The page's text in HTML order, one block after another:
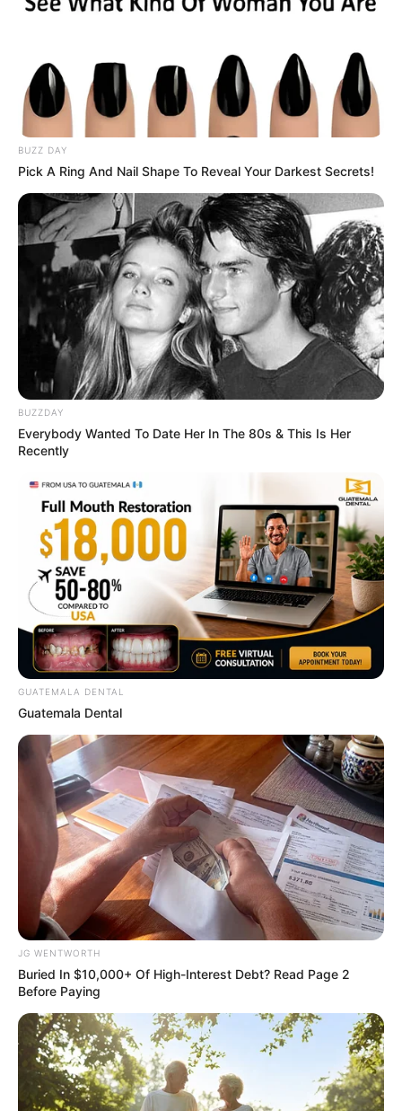
Why this ordinary drink is the secret to feeling your
The Most Surprising Things About FIFA World Cup
2026
BRAINBERRIES
This Movie Is The Main Reason Ukraine Has Not Lost
To Russia
BRAINBERRIES
TV Couples Who Would Never Be Together: 9 Is Just
Too Weird
BRAINBERRIES
BUZZ DAY
Pick A Ring And Nail Shape To Reveal Your Darkest Secrets!
BUZZDAY
Everybody Wanted To Date Her In The 80s & This Is Her
Recently
GUATEMALA DENTAL
Guatemala Dental
JG WENTWORTH
Buried In $10,000+ Of High-Interest Debt? Read Page 2
Before Paying